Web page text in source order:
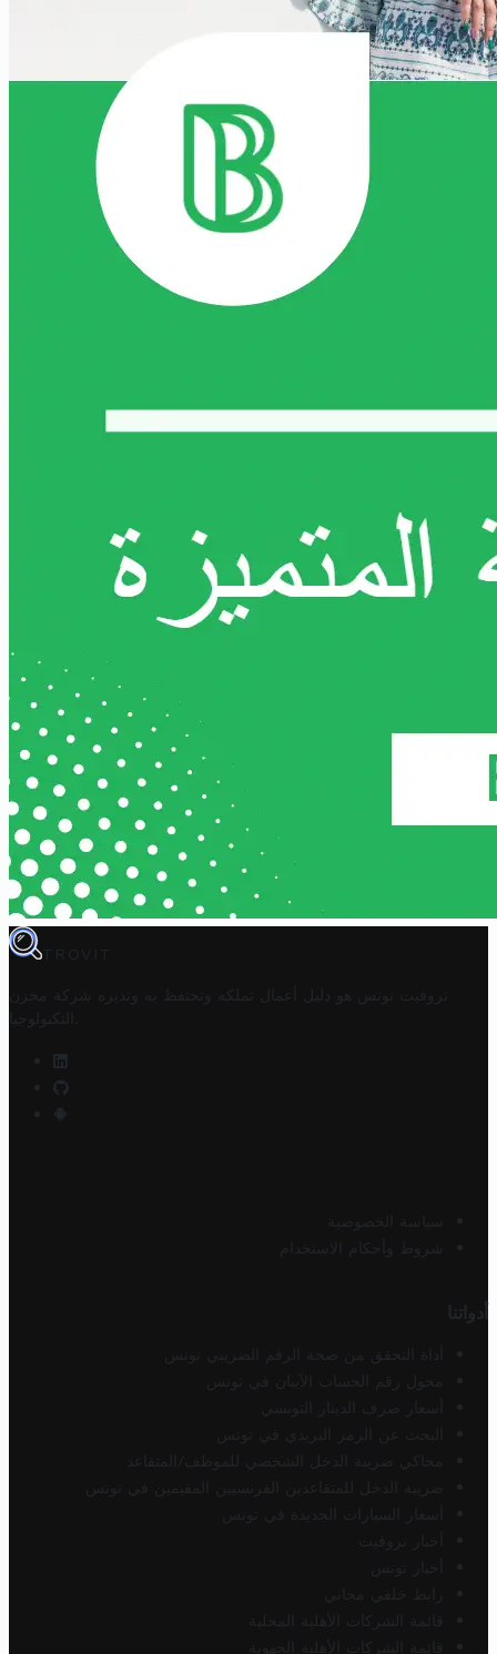
TROVIT
تروفيت تونس هو دليل أعمال تملكه وتحتفظ به وتديره
شركة مخزن
التكنولوجيا
سياسة الخصوصية
شروط وأحكام الاستخدام
أدواتنا
أداة التحقق من صحة الرقم الضريبي تونس
محول رقم الحساب الآيبان في تونس
أسعار صرف الدينار التونسي
البحث عن الرمز البريدي في تونس
محاكي ضريبة الدخل الشخصي للموظف/المتقاعد
ضريبة الدخل للمتقاعدين الفرنسيين المقيمين في تونس
أسعار السيارات الجديدة في تونس
أخبار تروفيت
أخبار تونس
رابط خلفي مجاني
قائمة الشركات الأهلية المحلية
قائمة الشركات الأهلية الجهوية